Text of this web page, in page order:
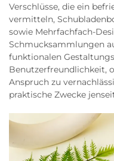
Verschlüsse, die ein
vermitteln,
sowie Mehrfachfach-
Schmucksammlungen
funktionalen
Benutzerfreundlichkeit,
Anspruch zu
praktische Zwecke